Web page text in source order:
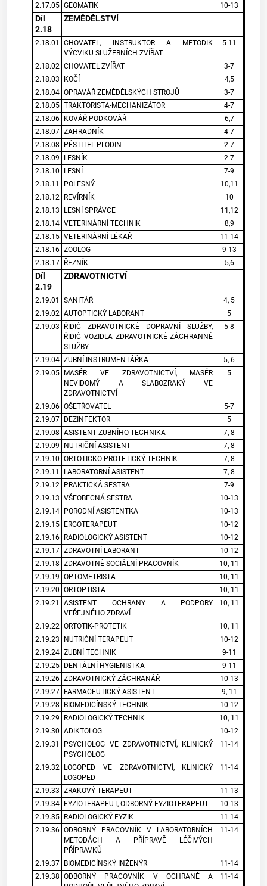
2.17.05 GEOMATIK 10-13
Díl
2.18
ZEMĚDĚLSTVÍ
2.18.01
CHOVATEL, INSTRUKTOR A METODIK
VÝCVIKU SLUŽEBNÍCH ZVÍŘAT
5-11
2.18.02 CHOVATEL ZVÍŘAT
3-7
2.18.03
KOČÍ
4,5
2.18.04 OPRAVÁŘ ZEMĚDĚLSKÝCH STROJŮ
3-7
2.18.05 TRAKTORISTA-MECHANIZÁTOR
4-7
2.18.06 KOVÁŘ-PODKOVÁŘ
6,7
2.18.07 ZAHRADNÍK
4-7
2.18.08
PĚSTITEL PLODIN
2-7
2.18.09
LESNÍK
2-7
2.18.10
LESNÍ
7-9
2.18.11
POLESNÝ
10,11
2.18.12
REVÍRNÍK
10
2.18.13
LESNÍ SPRÁVCE
11,12
2.18.14 VETERINÁRNÍ TECHNIK
8,9
2.18.15 VETERINÁRNÍ LÉKAŘ
11-14
2.18.16 ZOOLOG
9-13
2.18.17 ŘEZNÍK 5,6
Díl
2.19
ZDRAVOTNICTVÍ
2.19.01 SANITÁŘ
4, 5
2.19.02 AUTOPTICKÝ LABORANT
5
2.19.03
ŘIDIČ ZDRAVOTNICKÉ DOPRAVNÍ SLUŽBY,
ŘIDIČ VOZIDLA ZDRAVOTNICKÉ ZÁCHRANNÉ
SLUŽBY
5-8
2.19.04 ZUBNÍ INSTRUMENTÁŘKA
5, 6
2.19.05 MASÉR VE ZDRAVOTNICTVÍ, MASÉR
NEVIDOMÝ A SLABOZRAKÝ VE
ZDRAVOTNICTVÍ
5
2.19.06 OŠETŘOVATEL
5-7
2.19.07 DEZINFEKTOR
5
2.19.08 ASISTENT ZUBNÍHO TECHNIKA
7, 8
2.19.09
NUTRIČNÍ ASISTENT
7, 8
2.19.10 ORTOTICKO-PROTETICKÝ TECHNIK
7, 8
2.19.11
LABORATORNÍ ASISTENT
7, 8
2.19.12
PRAKTICKÁ SESTRA
7-9
2.19.13 VŠEOBECNÁ SESTRA
10-13
2.19.14 PORODNÍ ASISTENTKA
10-13
2.19.15 ERGOTERAPEUT
10-12
2.19.16 RADIOLOGICKÝ ASISTENT
10-12
2.19.17 ZDRAVOTNÍ LABORANT
10-12
2.19.18 ZDRAVOTNĚ SOCIÁLNÍ PRACOVNÍK
10, 11
2.19.19 OPTOMETRISTA
10, 11
2.19.20 ORTOPTISTA
10, 11
2.19.21
ASISTENT OCHRANY A PODPORY
VEŘEJNÉHO ZDRAVÍ
10, 11
2.19.22 ORTOTIK-PROTETIK
10, 11
2.19.23
NUTRIČNÍ TERAPEUT
10-12
2.19.24 ZUBNÍ TECHNIK
9-11
2.19.25 DENTÁLNÍ HYGIENISTKA
9-11
2.19.26 ZDRAVOTNICKÝ ZÁCHRANÁŘ
10-13
2.19.27 FARMACEUTICKÝ ASISTENT
9, 11
2.19.28
BIOMEDICÍNSKÝ TECHNIK
10-12
2.19.29
RADIOLOGICKÝ TECHNIK
10, 11
2.19.30 ADIKTOLOG
10-12
2.19.31
PSYCHOLOG VE ZDRAVOTNICTVÍ, KLINICKÝ
PSYCHOLOG
11-14
2.19.32
LOGOPED VE ZDRAVOTNICTVÍ, KLINICKÝ
LOGOPED
11-14
2.19.33 ZRAKOVÝ TERAPEUT
11-13
2.19.34 FYZIOTERAPEUT, ODBORNÝ FYZIOTERAPEUT
10-13
2.19.35 RADIOLOGICKÝ FYZIK
11-14
2.19.36 ODBORNÝ PRACOVNÍK V LABORATORNÍCH
METODÁCH A PŘÍPRAVĚ LÉČIVÝCH
PŘÍPRAVKŮ
11-14
2.19.37 BIOMEDICÍNSKÝ INŽENÝR
11-14
2.19.38 ODBORNÝ PRACOVNÍK V OCHRANĚ A
11-14